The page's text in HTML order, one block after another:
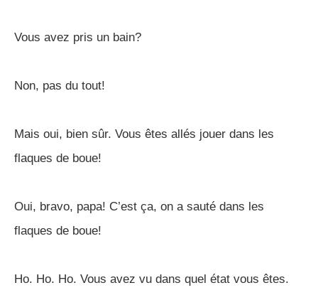
Vous avez pris un bain?
Non, pas du tout!
Mais oui, bien sûr. Vous êtes allés jouer dans les
flaques de boue!
Oui, bravo, papa! C’est ça, on a sauté dans les
flaques de boue!
Ho. Ho. Ho. Vous avez vu dans quel état vous êtes.